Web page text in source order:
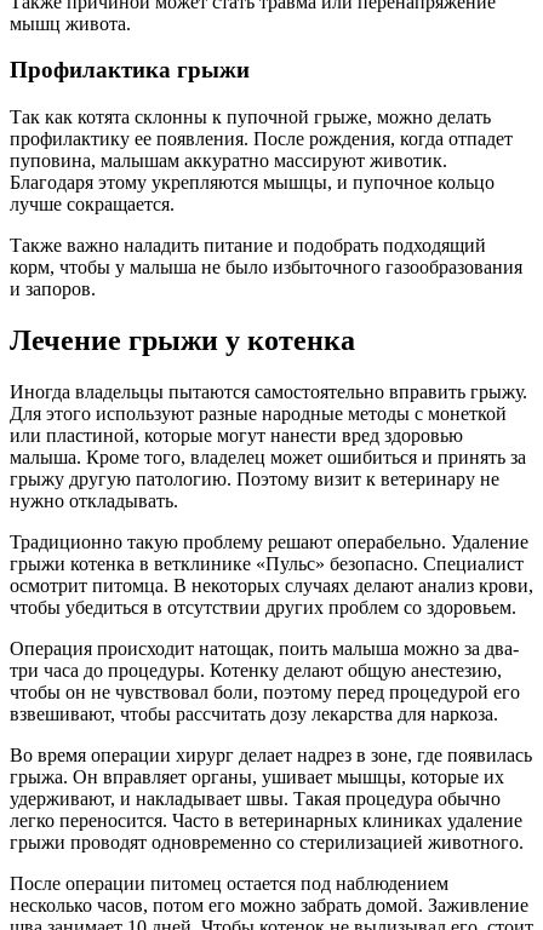
мышц живота.
Профилактика грыжи
Так как котята склонны к пупочной грыже, можно делать
профилактику ее появления. После рождения, когда отпадет
пуповина, малышам аккуратно массируют животик.
Благодаря этому укрепляются мышцы, и пупочное кольцо
лучше сокращается.
Также важно наладить питание и подобрать подходящий
корм, чтобы у малыша не было избыточного газообразования
и запоров.
Лечение грыжи у котенка
Иногда владельцы пытаются самостоятельно вправить грыжу.
Для этого используют разные народные методы с монеткой
или пластиной, которые могут нанести вред здоровью
малыша. Кроме того, владелец может ошибиться и принять за
грыжу другую патологию. Поэтому визит к ветеринару не
нужно откладывать.
Традиционно такую проблему решают операбельно. Удаление
грыжи котенка в ветклинике «Пульс» безопасно. Специалист
осмотрит питомца. В некоторых случаях делают анализ крови,
чтобы убедиться в отсутствии других проблем со здоровьем.
Операция происходит натощак, поить малыша можно за два-
три часа до процедуры. Котенку делают общую анестезию,
чтобы он не чувствовал боли, поэтому перед процедурой его
взвешивают, чтобы рассчитать дозу лекарства для наркоза.
Во время операции хирург делает надрез в зоне, где появилась
грыжа. Он вправляет органы, ушивает мышцы, которые их
удерживают, и накладывает швы. Такая процедура обычно
легко переносится. Часто в ветеринарных клиниках удаление
грыжи проводят одновременно со стерилизацией животного.
После операции питомец остается под наблюдением
несколько часов, потом его можно забрать домой. Заживление